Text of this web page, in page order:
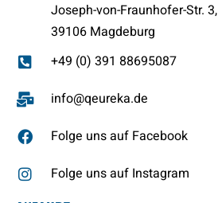
Joseph-von-Fraunhofer-Str. 3,
39106 Magdeburg
+49 (0) 391 88695087
info@qeureka.de
Folge uns auf Facebook
Folge uns auf Instagram